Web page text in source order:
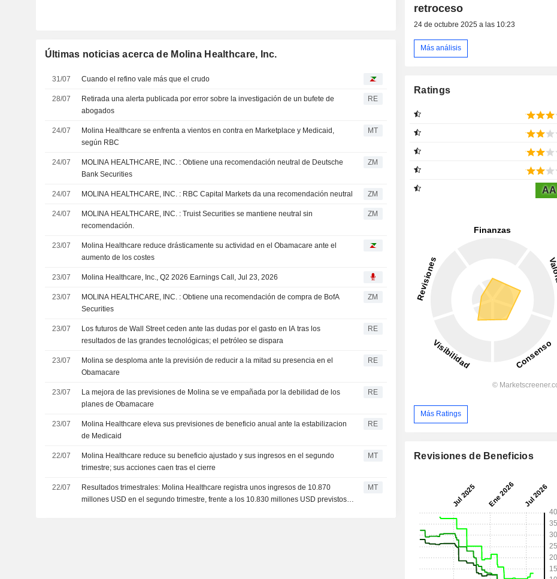
Últimas noticias acerca de Molina Healthcare, Inc.
31/07 Cuando el refino vale más que el crudo
28/07
Retirada una alerta publicada por error sobre la investigación de un bufete de
abogados
RE
24/07
Molina Healthcare se enfrenta a vientos en contra en Marketplace y Medicaid,
según RBC
MT
24/07
MOLINA HEALTHCARE, INC. : Obtiene una recomendación neutral de Deutsche
Bank Securities
ZM
24/07 MOLINA HEALTHCARE, INC. : RBC Capital Markets da una recomendación neutral ZM
24/07
MOLINA HEALTHCARE, INC. : Truist Securities se mantiene neutral sin
recomendación.
ZM
23/07
Molina Healthcare reduce drásticamente su actividad en el Obamacare ante el
aumento de los costes
23/07 Molina Healthcare, Inc., Q2 2026 Earnings Call, Jul 23, 2026
23/07
MOLINA HEALTHCARE, INC. : Obtiene una recomendación de compra de BofA
Securities
ZM
23/07
Los futuros de Wall Street ceden ante las dudas por el gasto en IA tras los
resultados de las grandes tecnológicas; el petróleo se dispara
RE
23/07
Molina se desploma ante la previsión de reducir a la mitad su presencia en el
Obamacare
RE
23/07
La mejora de las previsiones de Molina se ve empañada por la debilidad de los
planes de Obamacare
RE
23/07
Molina Healthcare eleva sus previsiones de beneficio anual ante la estabilizacion
de Medicaid
RE
22/07
Molina Healthcare reduce su beneficio ajustado y sus ingresos en el segundo
trimestre; sus acciones caen tras el cierre
MT
22/07
Resultados trimestrales: Molina Healthcare registra unos ingresos de 10.870
millones USD en el segundo trimestre, frente a los 10.830 millones USD previstos
MT
retroceso
24 de octubre 2025 a las 10:23
Más análisis
Ratings
AA
Más Ratings
Revisiones de Beneficios